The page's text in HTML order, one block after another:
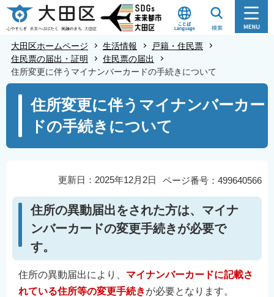
こ
の
の
大田区ホームページ 生活情報
戸籍・住民票
住民票の届出・証明
住民票の届出
住所変更に伴うマイナンバーカードの手続きについて
住所変更に伴うマイナンバーカー
ドの手続きについて
ページ番号：499640566
更新日：2025年12月2日
住所の異動届出をされた方は、マイナ
ンバーカードの変更手続きが必要で
す。
住所の異動届出により、 マイナンバーカードに記載さ
れている住所等の変更手続きが必要となります。